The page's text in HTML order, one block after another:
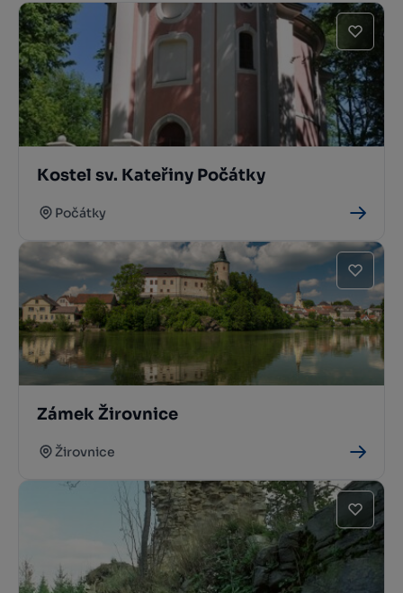
Kostel sv. Kateřiny Počátky
Počátky
Zámek Žirovnice
Žirovnice